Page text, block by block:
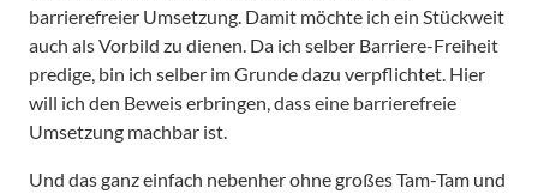
barrierefreier Umsetzung. Damit möchte ich ein Stückweit
auch als Vorbild zu dienen. Da ich selber Barriere-Freiheit
predige, bin ich selber im Grunde dazu verpflichtet. Hier
will ich den Beweis erbringen, dass eine barrierefreie
Umsetzung machbar ist.
Und das ganz einfach nebenher ohne großes Tam-Tam und